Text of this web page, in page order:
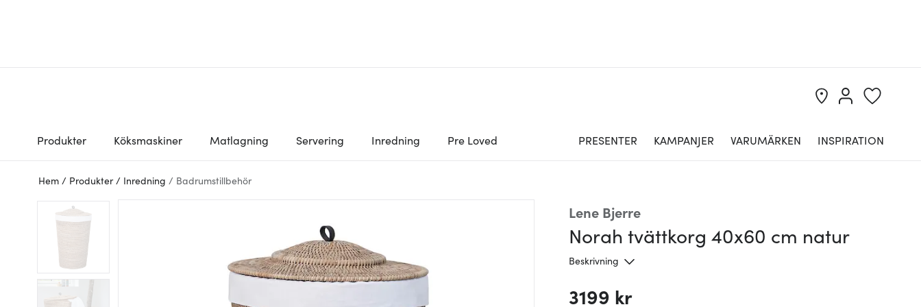
Produkter Köksmaskiner Matlagning Servering Inredning Pre Loved PRESENTER KAMPANJER VARUMÄRKEN INSPIRATION
Hem / Produkter / Inredning / Badrumstillbehör
Lene Bjerre
Norah tvättkorg 40x60 cm natur
Beskrivning
3199 kr